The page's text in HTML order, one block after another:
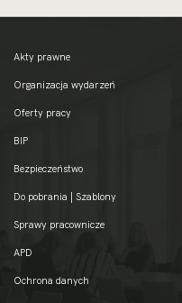
Akty prawne
Organizacja wydarzeń
Oferty pracy
BIP
Bezpieczeństwo
Do pobrania | Szablony
Sprawy pracownicze
APD
Ochrona danych